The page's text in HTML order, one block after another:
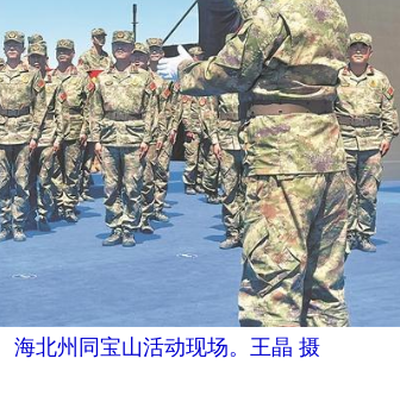
海北州同宝山活动现场。王晶 摄